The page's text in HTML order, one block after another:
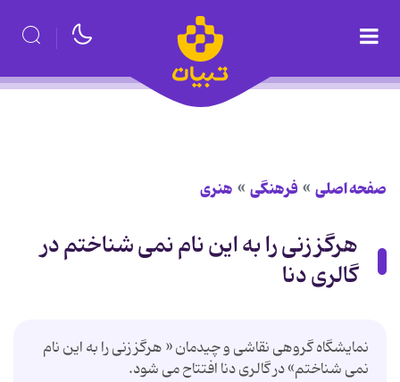
صفحه اصلی فرهنگی هنری
هرگز زنی را به این نام نمی شناختم در
گالری دنا
نمایشگاه گروهی نقاشی و چیدمان « هرگز زنی را به این نام
نمی شناختم» در گالری دنا افتتاح می شود.